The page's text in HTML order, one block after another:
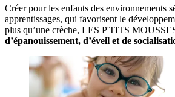
Créer pour les enfants des environnements
apprentissages, qui favorisent le
plus qu’une crèche, LES P'TITS
d’épanouissement, d’éveil et de